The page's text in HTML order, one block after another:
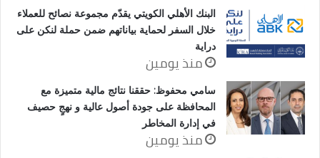
البنك الأهلي الكويتي يقدّم مجموعة نصائح للعملاء
خلال السفر لحماية بياناتهم ضمن حملة لنكن على
دراية
منذ يومين
سامي محفوظ: حققنا نتائج مالية متميزة مع
المحافظة على جودة أصول عالية و نهجٍ حصيف
في إدارة المخاطر
منذ يومين